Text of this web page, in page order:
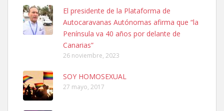
Ninfa perdida
El día 5 se los perdió una ninfa papillera, asustada tiene miedo a la
calle, se perdió por la zon...
Leales.org » Gran Canaria
6.7.2025
El presidente de la Plataforma de
Autocaravanas Autónomas afirma que “la
Península va 40 años por delante de
Canarias”
26 noviembre, 2023
SOY HOMOSEXUAL
27 mayo, 2017